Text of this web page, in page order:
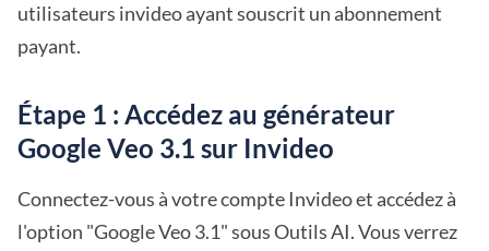
utilisateurs invideo ayant souscrit un abonnement
payant.
Étape 1 : Accédez au générateur
Google Veo 3.1 sur Invideo
Connectez-vous à votre compte Invideo et accédez à
l'option "Google Veo 3.1" sous Outils AI. Vous verrez